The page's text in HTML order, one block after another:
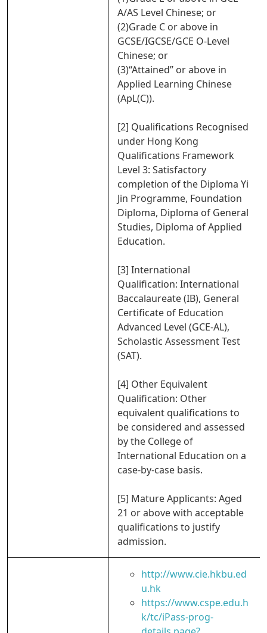
A/AS Level Chinese; or
(2)Grade C or above in
GCSE/IGCSE/GCE O-Level
Chinese; or
(3)“Attained” or above in
Applied Learning Chinese
(ApL(C)).
[2] Qualifications Recognised
under Hong Kong
Qualifications Framework
Level 3: Satisfactory
completion of the Diploma Yi
Jin Programme, Foundation
Diploma, Diploma of General
Studies, Diploma of Applied
Education.
[3] International
Qualification: International
Baccalaureate (IB), General
Certificate of Education
Advanced Level (GCE-AL),
Scholastic Assessment Test
(SAT).
[4] Other Equivalent
Qualification: Other
equivalent qualifications to
be considered and assessed
by the College of
International Education on a
case-by-case basis.
[5] Mature Applicants: Aged
21 or above with acceptable
qualifications to justify
admission.
http://www.cie.hkbu.ed
u.hk
https://www.cspe.edu.h
k/tc/iPass-prog-